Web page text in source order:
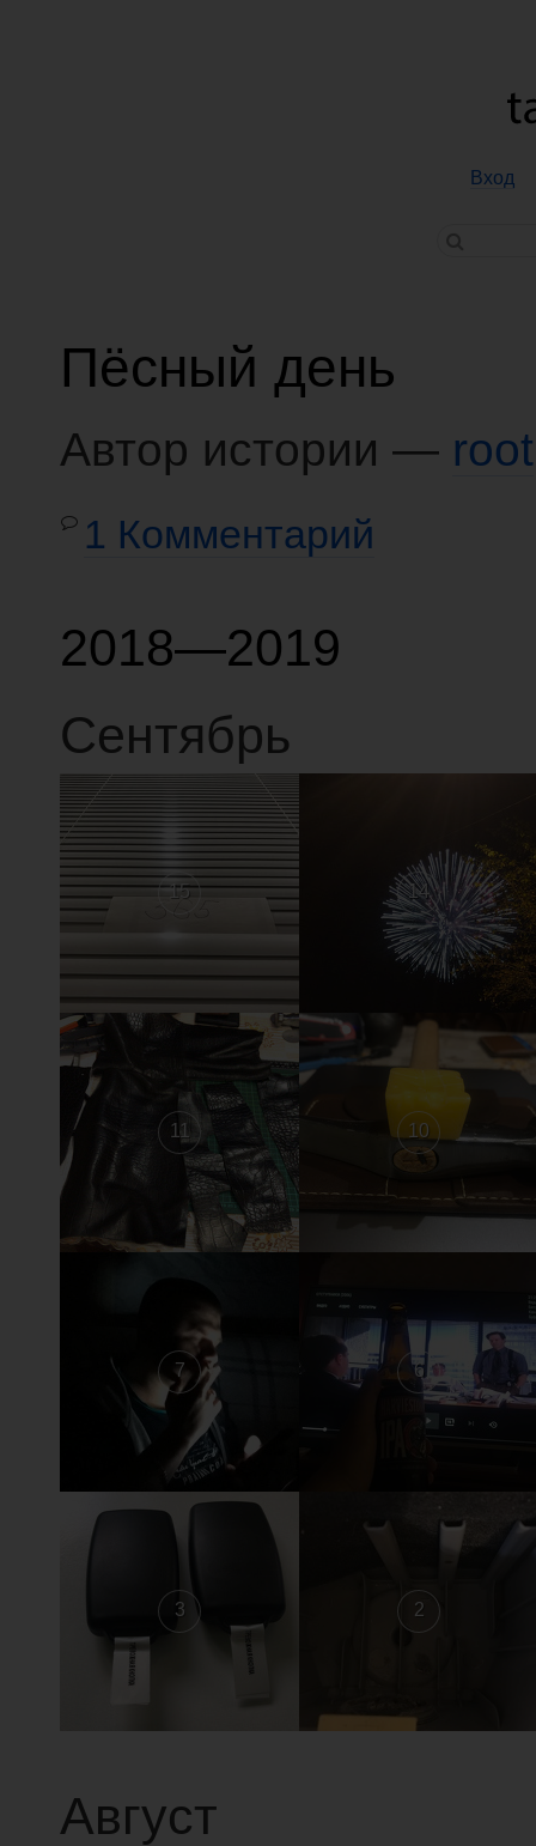
Вход
Пёсный день
Автор истории — root
1 Комментарий
2018—2019
Сентябрь
15 14
11 10
7 6
3 2
Август